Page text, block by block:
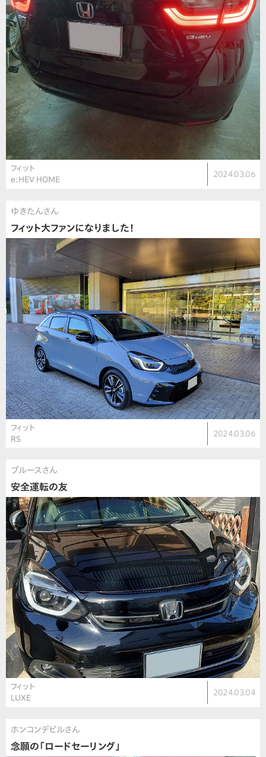
フィット
e:HEV HOME
2024.03.06
ゆきたんさん
フィット大ファンになりました！
フィット
RS
2024.03.06
ブルースさん
安全運転の友
フィット
LUXE
2024.03.04
ホンコンデビルさん
念願の「ロードセーリング」